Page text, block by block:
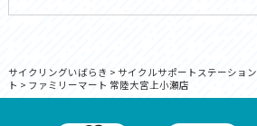
サイクリングいばらき > サイクルサポートステーション
ト > ファミリーマート 常陸大宮上小瀬店